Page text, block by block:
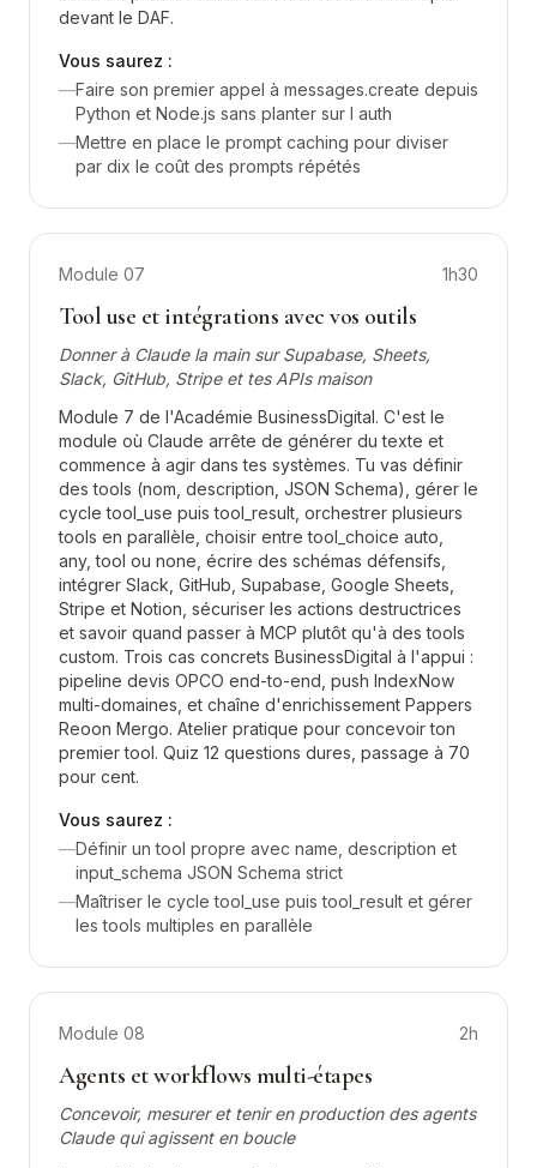
devant le DAF.
Vous saurez :
—Faire son premier appel à messages.create depuis
Python et Node.js sans planter sur l auth
—Mettre en place le prompt caching pour diviser
par dix le coût des prompts répétés
Module 07 1h30
Tool use et intégrations avec vos outils
Donner à Claude la main sur Supabase, Sheets,
Slack, GitHub, Stripe et tes APIs maison
Module 7 de l'Académie BusinessDigital. C'est le
module où Claude arrête de générer du texte et
commence à agir dans tes systèmes. Tu vas définir
des tools (nom, description, JSON Schema), gérer le
cycle tool_use puis tool_result, orchestrer plusieurs
tools en parallèle, choisir entre tool_choice auto,
any, tool ou none, écrire des schémas défensifs,
intégrer Slack, GitHub, Supabase, Google Sheets,
Stripe et Notion, sécuriser les actions destructrices
et savoir quand passer à MCP plutôt qu'à des tools
custom. Trois cas concrets BusinessDigital à l'appui :
pipeline devis OPCO end-to-end, push IndexNow
multi-domaines, et chaîne d'enrichissement Pappers
Reoon Mergo. Atelier pratique pour concevoir ton
premier tool. Quiz 12 questions dures, passage à 70
pour cent.
Vous saurez :
—Définir un tool propre avec name, description et
input_schema JSON Schema strict
—Maîtriser le cycle tool_use puis tool_result et gérer
les tools multiples en parallèle
Module 08 2h
Agents et workflows multi-étapes
Concevoir, mesurer et tenir en production des agents
Claude qui agissent en boucle